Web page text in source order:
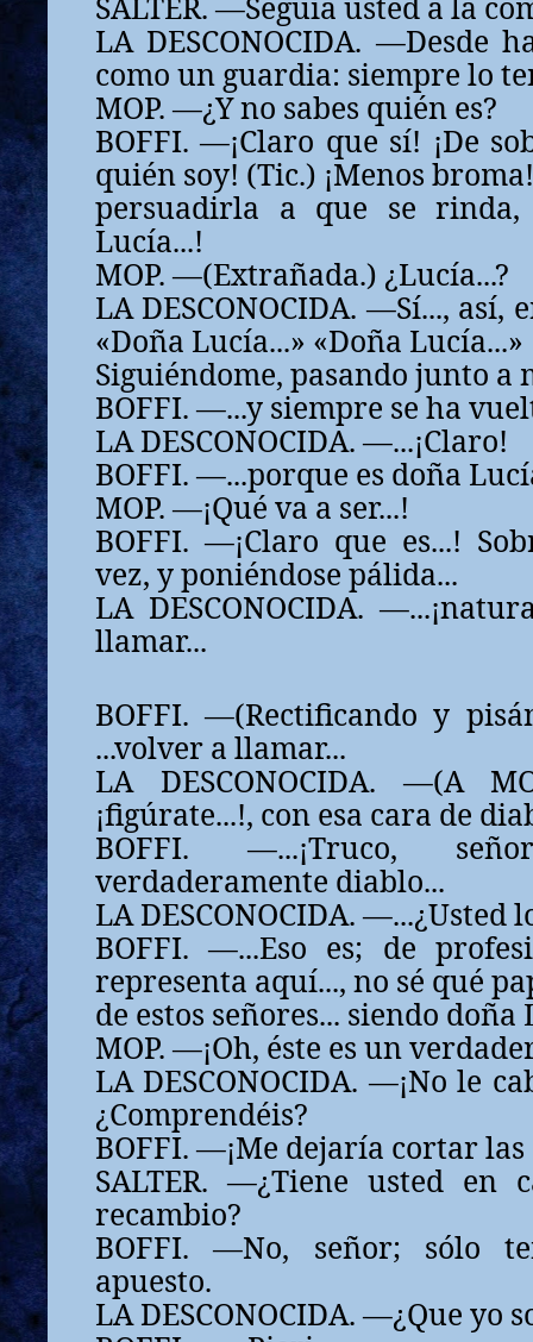
LA DESCONOCIDA. —Desde
como un guardia: siempre lo
MOP. —¿Y no sabes quién es?
BOFFI. —¡Claro que sí! ¡De
quién soy! (Tic.) ¡Menos
persuadirla a que se rinda,
Lucía...!
MOP. —(Extrañada.) ¿Lucía...?
LA DESCONOCIDA. —Sí..., así,
«Doña Lucía...» «Doña Lucía...»
Siguiéndome, pasando junto a
BOFFI. —...y siempre se ha
LA DESCONOCIDA. —...¡Claro!
BOFFI. —...porque es doña
MOP. —¡Qué va a ser...!
BOFFI. —¡Claro que es...!
vez, y poniéndose pálida...
LA DESCONOCIDA.
llamar...
BOFFI. —(Rectificando y
...volver a llamar...
LA DESCONOCIDA. —(A
¡figúrate...!, con esa cara de
BOFFI. —...¡Truco,
verdaderamente diablo...
LA DESCONOCIDA. —...¿Usted
BOFFI. —...Eso es; de
representa aquí..., no sé qué
de estos señores... siendo doña
MOP. —¡Oh, éste es un
LA DESCONOCIDA. —¡No le
¿Comprendéis?
BOFFI. —¡Me dejaría cortar las
SALTER. —¿Tiene usted en
recambio?
BOFFI. —No, señor; sólo
apuesto.
LA DESCONOCIDA. —¿Que yo